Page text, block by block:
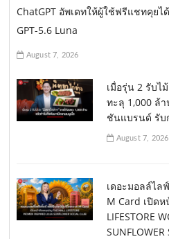
ChatGPT อัพเดทให้ผู้ใช้ฟรีแชทคุยไ
GPT-5.6 Luna
August 7, 2026
เมื่อรุ่น 2 รับไ
ทะลุ 1,000 ล้
ชันแบรนด์ รับ
August 7, 2026
เดอะมอลล์ไล
M Card เปิดห
LIFESTORE
SUNFLOWER